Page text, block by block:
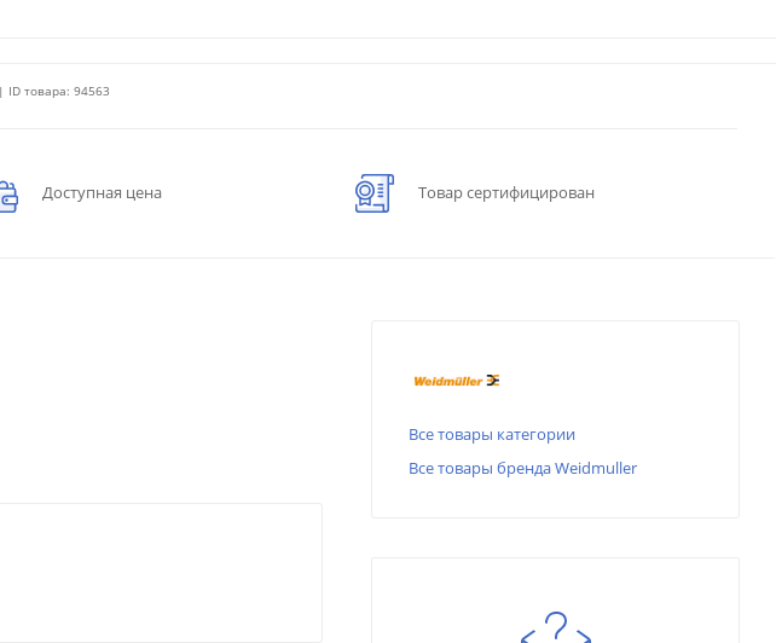
ID товара: 94563
Доступная цена Товар сертифицирован
Все товары категории
Все товары бренда Weidmuller